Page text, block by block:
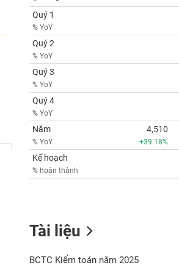
Quý 1
% YoY
Quý 2
% YoY
Quý 3
% YoY
Quý 4
% YoY
Năm
% YoY
4,510
+39.18%
Kế hoạch
% hoàn thành
Tài liệu
BCTC Kiểm toán năm 2025